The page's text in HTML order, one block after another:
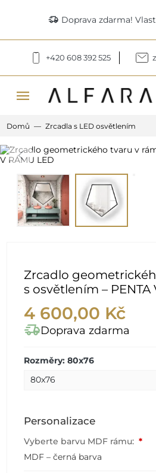
delivery_truck_speed Doprava zdarma!
+420 608 392 525
menu
Domů Zrcadla s LED osvětlením
Previous
Zrcadlo
s osvětlením – PENTA
4 600,00 Kč
delivery_truck_speedDoprava zdarma
Rozměry: 80x76
Personalizace
Vyberte barvu MDF rámu: *
MDF – černá barva